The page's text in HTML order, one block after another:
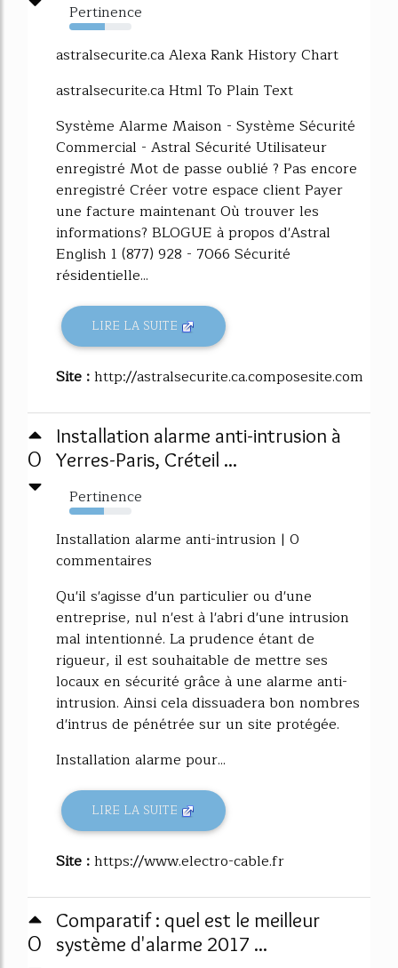
Pertinence
57%
astralsecurite.ca Alexa Rank History Chart
astralsecurite.ca Html To Plain Text
Système Alarme Maison - Système Sécurité
Commercial - Astral Sécurité Utilisateur
enregistré Mot de passe oublié ? Pas encore
enregistré Créer votre espace client Payer
une facture maintenant Où trouver les
informations? BLOGUE à propos d'Astral
English 1 (877) 928 - 7066 Sécurité
résidentielle...
LIRE LA SUITE
Site :http://astralsecurite.ca.composesite.com
0
Installation alarme anti-intrusion à
Yerres-Paris, Créteil ...
Pertinence
56%
Installation alarme anti-intrusion | 0
commentaires
Qu'il s'agisse d'un particulier ou d'une
entreprise, nul n'est à l'abri d'une intrusion
mal intentionné. La prudence étant de
rigueur, il est souhaitable de mettre ses
locaux en sécurité grâce à une alarme anti-
intrusion. Ainsi cela dissuadera bon nombres
d'intrus de pénétrée sur un site protégée.
Installation alarme pour...
LIRE LA SUITE
Site :https://www.electro-cable.fr
0
Comparatif : quel est le meilleur
système d'alarme 2017 ...